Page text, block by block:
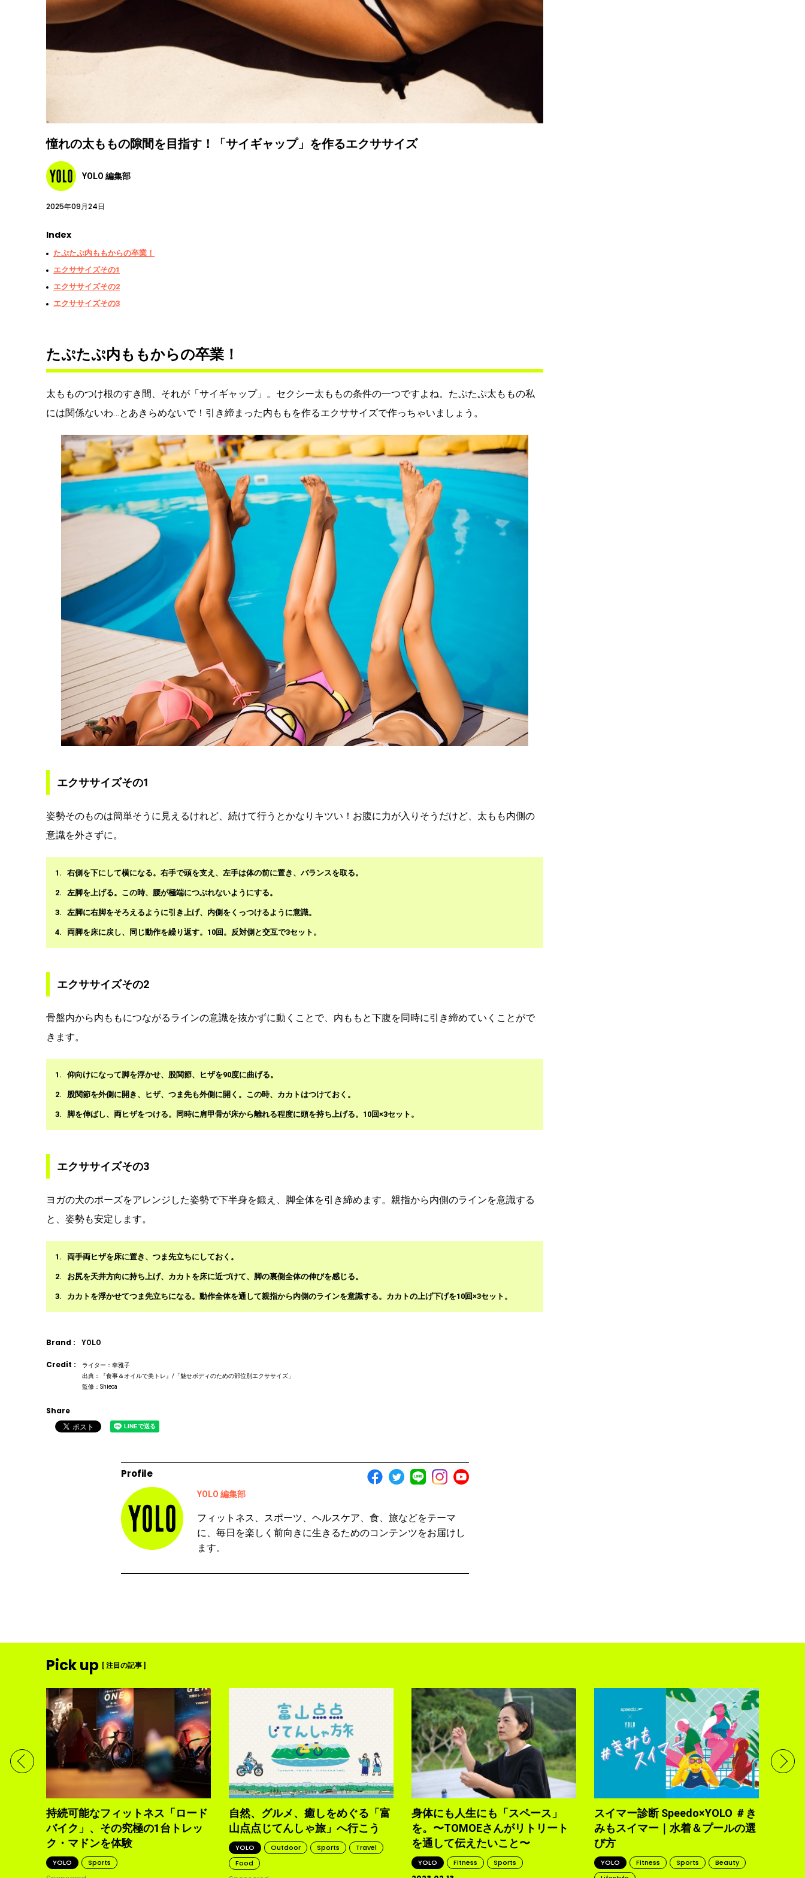
憧れの太ももの隙間を目指す！「サイギャップ」を作るエクササイズ
YOLO 編集部
2025年09月24日
Index
たぷたぷ内ももからの卒業！
エクササイズその1
エクササイズその2
エクササイズその3
たぷたぷ内ももからの卒業！
太もものつけ根のすき間、それが「サイギャップ」。セクシー太ももの条件の一つですよね。たぷたぷ太ももの私
には関係ないわ…とあきらめないで！引き締まった内ももを作るエクササイズで作っちゃいましょう。
エクササイズその1
姿勢そのものは簡単そうに見えるけれど、続けて行うとかなりキツい！お腹に力が入りそうだけど、太もも内側の
意識を外さずに。
右側を下にして横になる。右手で頭を支え、左手は体の前に置き、バランスを取る。
左脚を上げる。この時、腰が極端につぶれないようにする。
左脚に右脚をそろえるように引き上げ、内側をくっつけるように意識。
両脚を床に戻し、同じ動作を繰り返す。10回。反対側と交互で3セット。
エクササイズその2
骨盤内から内ももにつながるラインの意識を抜かずに動くことで、内ももと下腹を同時に引き締めていくことがで
きます。
仰向けになって脚を浮かせ、股関節、ヒザを90度に曲げる。
股関節を外側に開き、ヒザ、つま先も外側に開く。この時、カカトはつけておく。
脚を伸ばし、両ヒザをつける。同時に肩甲骨が床から離れる程度に頭を持ち上げる。10回×3セット。
エクササイズその3
ヨガの犬のポーズをアレンジした姿勢で下半身を鍛え、脚全体を引き締めます。親指から内側のラインを意識する
と、姿勢も安定します。
両手両ヒザを床に置き、つま先立ちにしておく。
お尻を天井方向に持ち上げ、カカトを床に近づけて、脚の裏側全体の伸びを感じる。
カカトを浮かせてつま先立ちになる。動作全体を通して親指から内側のラインを意識する。カカトの上げ下げを10回×3セット。
Brand : YOLO
Credit :
ライター：幸雅子
出典：『食事＆オイルで美トレ』/「魅せボディのための部位別エクササイズ」
監修：Shieca
Share
Profile
YOLO 編集部
フィットネス、スポーツ、ヘルスケア、食、旅などをテーマ
に、毎日を楽しく前向きに生きるためのコンテンツをお届けし
ます。
Pick up [ 注目の記事 ]
現す
持続可能なフィットネス「ロード
バイク」、その究極の1台トレッ
ク・マドンを体験
YOLO Sports
自然、グルメ、癒しをめぐる「富
山点点じてんしゃ旅」へ行こう
YOLO Outdoor Sports
Travel
Food
身体にも人生にも「スペース」
を。〜TOMOEさんがリトリート
を通して伝えたいこと〜
YOLO Fitness Sports
スイマー診断 Speedo×YOLO ＃き
みもスイマー｜水着＆プールの選
び方
YOLO Fitness Sports
Beauty
で完
トレ